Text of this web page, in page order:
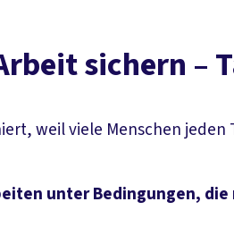
sichern –
weil viele Menschen
unter Bedingungen,